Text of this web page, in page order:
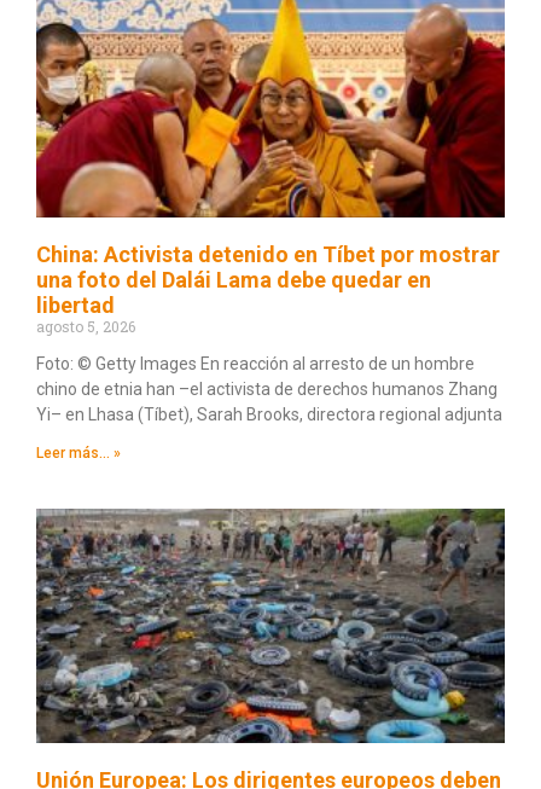
China: Activista detenido en Tíbet por mostrar
una foto del Dalái Lama debe quedar en
libertad
agosto 5, 2026
Foto: © Getty Images En reacción al arresto de un hombre
chino de etnia han –el activista de derechos humanos Zhang
Yi– en Lhasa (Tíbet), Sarah Brooks, directora regional adjunta
Leer más... »
Unión Europea: Los dirigentes europeos deben